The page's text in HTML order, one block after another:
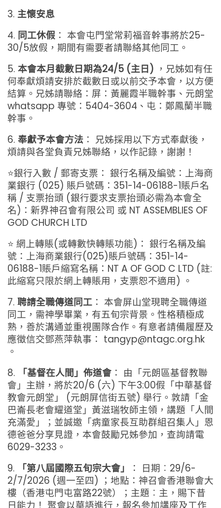
3. 主懷安息
4. 同工休假 ： 本會屯門堂常莉福音幹事將於25-
30/5放假，期間有需要者請聯絡其他同工。
5. 本會本月截數日期為24/5 (主日) ，兄姊如有任
何奉獻煩請安排於截數日或以前交予本會，以方便
結算。兄姊請聯絡：屏：黃麗霞半職幹事、元朗堂
whatsapp 專號：5404-3604、屯：鄭鳳蘭半職
幹事。
6. 奉獻予本會方法 ： 兄姊採用以下方式奉獻後，
煩請與各堂負責兄姊聯絡，以作記錄，謝謝！
⭐銀行入數 / 郵寄支票： 銀行名稱及編號：上海商
業銀行 (025) 賬戶號碼：351-14-06188-1賬戶名
稱 / 支票抬頭 (銀行要求支票抬頭必需為本會全
名)：新界神召會有限公司 或 NT ASSEMBLIES OF
GOD CHURCH LTD
⭐ 網上轉賬(或轉數快轉賬功能)： 銀行名稱及編
號：上海商業銀行(025)賬戶號碼：351-14-
06188-1賬戶縮寫名稱：NT A OF GOD C LTD (註:
此縮寫只限於網上轉賬用，支票恕不適用) 。
7. 聘請全職傳道同工 ： 本會屏山堂現聘全職傳道
同工，需神學畢業，有五旬宗背景。性格積極成
熟，善於溝通並重視團隊合作。有意者請備履歷及
應徵信交鄧燕萍執事： tangyp@ntagc.org.hk
。
8.
「基督在人間」佈道會 ： 由「元朗區基督教聯
會」主辦，將於20/6 (六) 下午3:00假「中華基督
教會元朗堂」 (元朗屏信街五號) 舉行。敦請「金
巴崙長老會耀道堂」黃滋瑞牧師主領，講題「人間
充滿愛」；並誠邀「病童家長互助群組召集人」恩
德爸爸分享見證，本會鼓勵兄姊參加，查詢請電
6029-3233。
9.
「第八屆國際五旬宗大會」
： 日期︰29/6-
2/7/2026 (週一至四) ；地點：神召會香港聯會大
樓（香港屯門屯富路22號）；主題︰主，賜下昔